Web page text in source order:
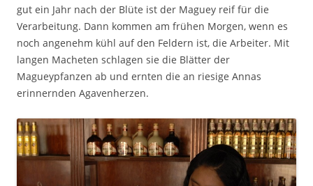
gut ein Jahr nach der Blüte ist der Maguey reif für die
Verarbeitung. Dann kommen am frühen Morgen, wenn es
noch angenehm kühl auf den Feldern ist, die Arbeiter. Mit
langen Macheten schlagen sie die Blätter der
Magueypfanzen ab und ernten die an riesige Annas
erinnernden Agavenherzen.